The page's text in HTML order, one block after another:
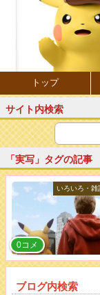
トップ
サイト内検索
「実写」タグの記事
いろいろ・雑
0コメ
ブログ内検索